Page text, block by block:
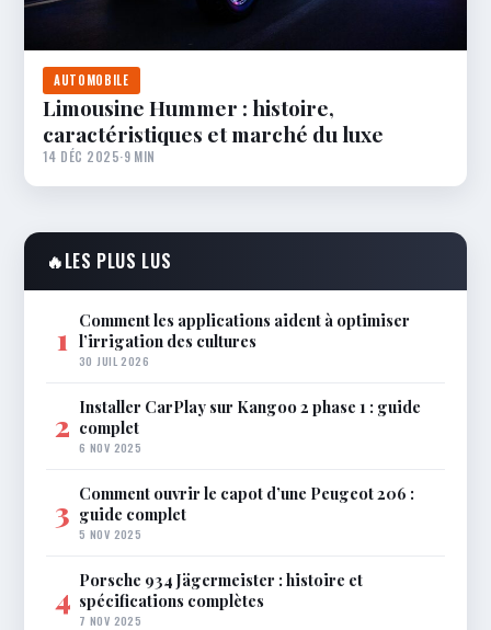
AUTOMOBILE
Limousine Hummer : histoire,
caractéristiques et marché du luxe
14 DÉC 2025·9 MIN
🔥LES PLUS LUS
1
Comment les applications aident à optimiser
l’irrigation des cultures
30 JUIL 2026
2 Installer CarPlay sur Kangoo 2 phase 1 : guide
complet
6 NOV 2025
3 Comment ouvrir le capot d’une Peugeot 206 :
guide complet
5 NOV 2025
4 Porsche 934 Jägermeister : histoire et
spécifications complètes
7 NOV 2025